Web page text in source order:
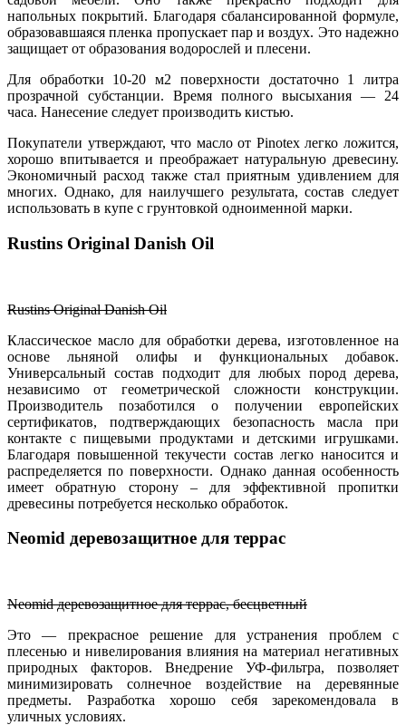
напольных покрытий. Благодаря сбалансированной формуле,
образовавшаяся пленка пропускает пар и воздух. Это надежно
защищает от образования водорослей и плесени.
Для обработки 10-20 м2 поверхности достаточно 1 литра
прозрачной субстанции. Время полного высыхания — 24
часа. Нанесение следует производить кистью.
Покупатели утверждают, что масло от Pinotex легко ложится,
хорошо впитывается и преображает натуральную древесину.
Экономичный расход также стал приятным удивлением для
многих. Однако, для наилучшего результата, состав следует
использовать в купе с грунтовкой одноименной марки.
Rustins Original Danish Oil
Rustins Original Danish Oil
Классическое масло для обработки дерева, изготовленное на
основе льняной олифы и функциональных добавок.
Универсальный состав подходит для любых пород дерева,
независимо от геометрической сложности конструкции.
Производитель позаботился о получении европейских
сертификатов, подтверждающих безопасность масла при
контакте с пищевыми продуктами и детскими игрушками.
Благодаря повышенной текучести состав легко наносится и
распределяется по поверхности. Однако данная особенность
имеет обратную сторону – для эффективной пропитки
древесины потребуется несколько обработок.
Neomid деревозащитное для террас
Neomid деревозащитное для террас, бесцветный
Это — прекрасное решение для устранения проблем с
плесенью и нивелирования влияния на материал негативных
природных факторов. Внедрение УФ-фильтра, позволяет
минимизировать солнечное воздействие на деревянные
предметы. Разработка хорошо себя зарекомендовала в
уличных условиях.